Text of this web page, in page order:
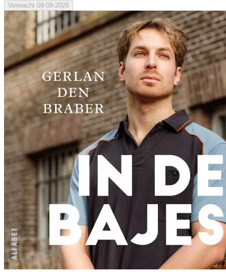
Verwacht 09-09-2026